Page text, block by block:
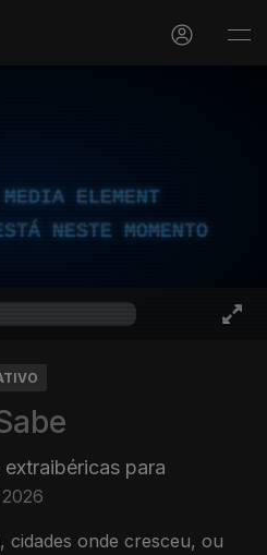
ELEMENT
NESTE MOMENTO
para
cidades onde cresceu, ou